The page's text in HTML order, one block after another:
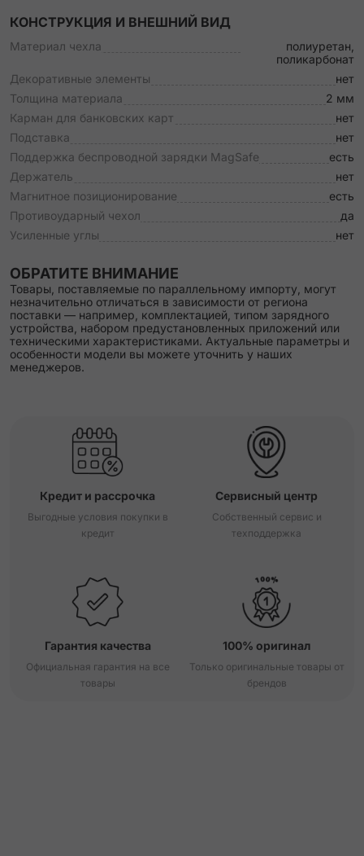
КОНСТРУКЦИЯ И ВНЕШНИЙ ВИД
Материал чехла
полиуретан,
поликарбонат
Декоративные элементы
нет
Толщина материала
2 мм
Карман для банковских карт
нет
Подставка
нет
Поддержка беспроводной зарядки MagSafe
есть
Держатель
нет
Магнитное позиционирование
есть
Противоударный чехол
да
Усиленные углы
нет
ОБРАТИТЕ ВНИМАНИЕ
Товары, поставляемые по параллельному импорту, могут
незначительно отличаться в зависимости от региона
поставки — например, комплектацией, типом зарядного
устройства, набором предустановленных приложений или
техническими характеристиками. Актуальные параметры и
особенности модели вы можете уточнить у наших
менеджеров.
Кредит и рассрочка
Выгодные условия покупки в
кредит
Сервисный центр
Собственный сервис и
техподдержка
Гарантия качества
Официальная гарантия на все
товары
100% оригинал
Только оригинальные товары от
брендов